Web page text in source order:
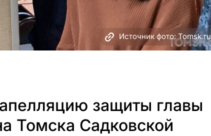
Источник фото: Tomsk.ru
защиты главы
Томска Садковской